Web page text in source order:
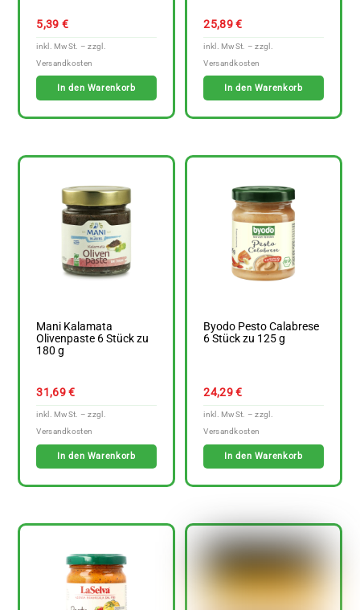
5,39 €
In den Warenkorb
25,89€
In den Warenkorb
Mani Kalamata
Olivenpaste 6 Stück zu
180 g
31,69€
In den Warenkorb
Byodo Pesto Calabrese
6 Stück zu 125 g
24,29€
In den Warenkorb